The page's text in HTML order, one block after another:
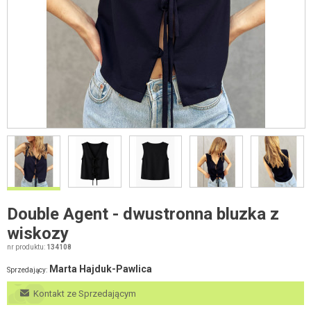
Double Agent - dwustronna bluzka z
wiskozy
nr produktu: 134108
Sprzedający: Marta Hajduk-Pawlica
Kontakt ze Sprzedającym